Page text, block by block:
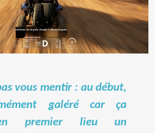
vous mentir : au début,
galéré car ça
premier lieu un